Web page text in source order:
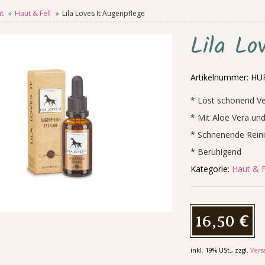
Haut & Fell Lila Loves It Augenpflege
Lila
Artikelnummer:
* Löst schonend
* Mit Aloe Vera
* Schnenende
* Beruhigend
Kategorie: Haut &
16,50 €
inkl. 19% USt., zzgl.